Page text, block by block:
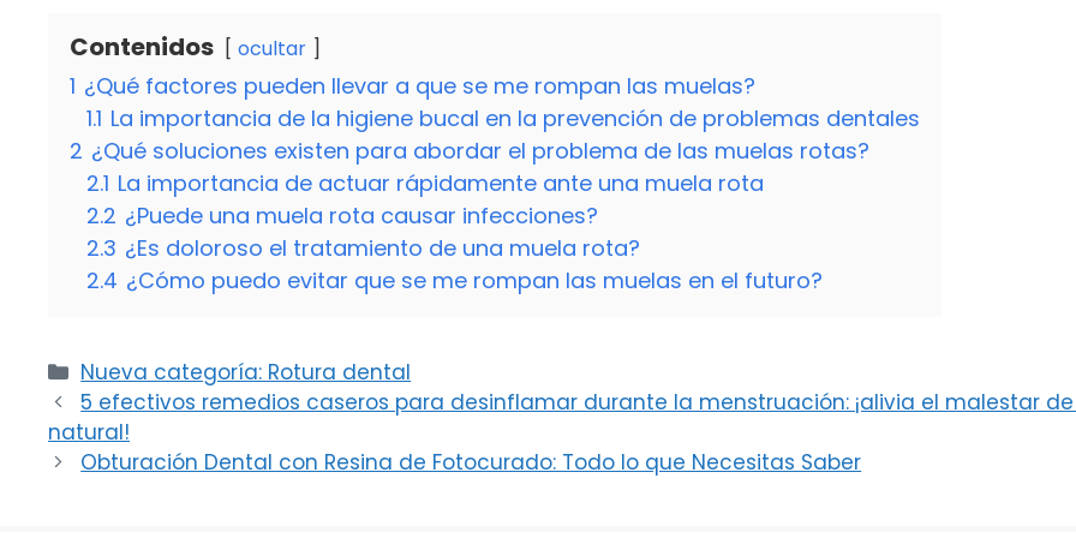
Contenidos ocultar
1 ¿Qué factores pueden llevar a que se me rompan las muelas?
1.1 La importancia de la higiene bucal en la prevención de problemas dentales
2 ¿Qué soluciones existen para abordar el problema de las muelas rotas?
2.1 La importancia de actuar rápidamente ante una muela rota
2.2 ¿Puede una muela rota causar infecciones?
2.3 ¿Es doloroso el tratamiento de una muela rota?
2.4 ¿Cómo puedo evitar que se me rompan las muelas en el futuro?
Categorías
Nueva categoría: Rotura dental
5 efectivos remedios caseros para desinflamar durante la menstruación: ¡alivia el malestar
natural!
Obturación Dental con Resina de Fotocurado: Todo lo que Necesitas Saber